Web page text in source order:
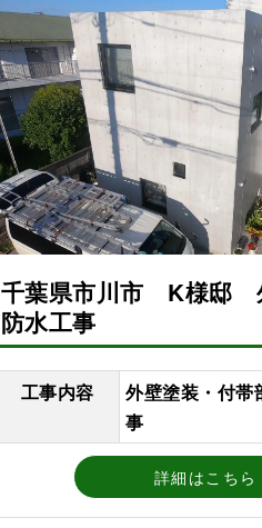
千葉県市川市 K様邸
防水工事
工事内容
外壁塗装・付帯
事
詳細はこちら